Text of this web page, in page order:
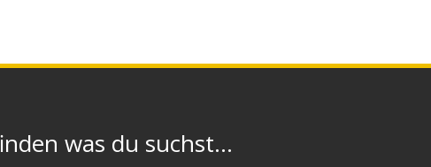
was du suchst...